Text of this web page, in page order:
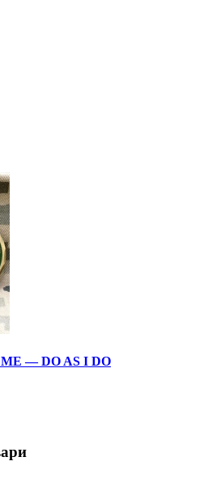
— DO AS I DO